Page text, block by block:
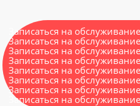
main
content
Записаться на
Записаться на
Записаться на
Записаться на
Записаться на
Записаться на
Записаться на
Записаться на
Профессиональная
обслуживанию автомобилей